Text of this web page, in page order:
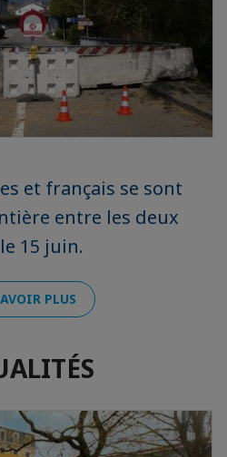
et français se sont
entre les deux
15 juin.
PLUS